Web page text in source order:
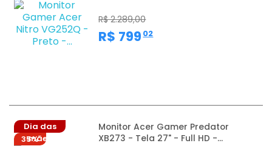
R$ 2.289,00
R$ 799 ,02
Dia das
mães
35%
Monitor Acer Gamer Predator
XB273 - Tela 27" - Full HD -...